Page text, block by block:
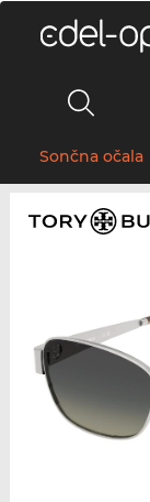
Sončna očala